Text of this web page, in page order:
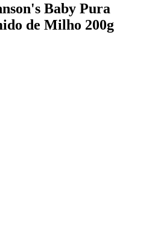
Baby Pura
de Milho 200g